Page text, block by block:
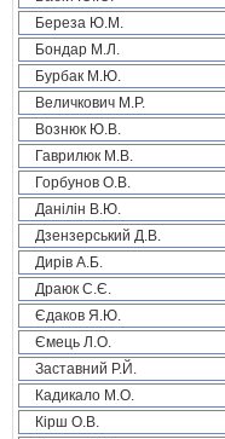
Береза Ю.М.
Бондар М.Л.
Бурбак М.Ю.
Величкович М.Р.
Вознюк Ю.В.
Гаврилюк М.В.
Горбунов О.В.
Данілін В.Ю.
Дзензерський Д.В.
Дирів А.Б.
Драюк С.Є.
Єдаков Я.Ю.
Ємець Л.О.
Заставний Р.Й.
Кадикало М.О.
Кірш О.В.